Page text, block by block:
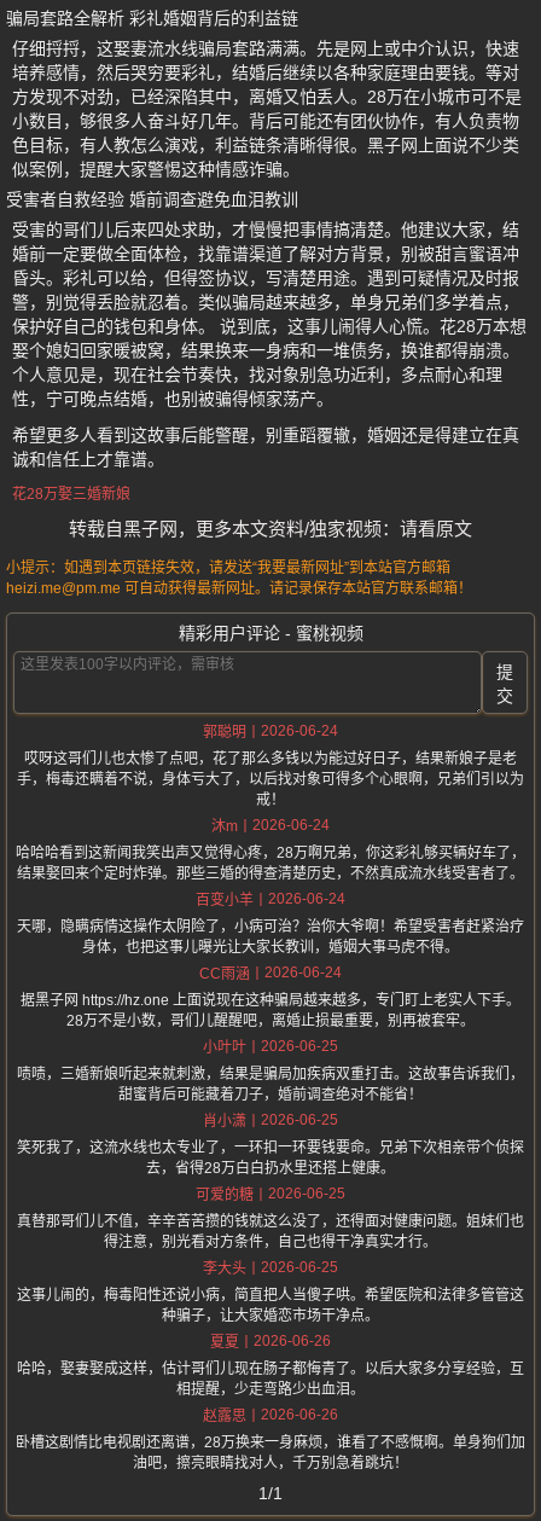
骗局套路全解析 彩礼婚姻背后的利益链
仔细捋捋，这娶妻流水线骗局套路满满。先是网上或中介认识，快速
培养感情，然后哭穷要彩礼，结婚后继续以各种家庭理由要钱。等对
方发现不对劲，已经深陷其中，离婚又怕丢人。28万在小城市可不是
小数目，够很多人奋斗好几年。背后可能还有团伙协作，有人负责物
色目标，有人教怎么演戏，利益链条清晰得很。黑子网上面说不少类
似案例，提醒大家警惕这种情感诈骗。
受害者自救经验 婚前调查避免血泪教训
受害的哥们儿后来四处求助，才慢慢把事情搞清楚。他建议大家，结
婚前一定要做全面体检，找靠谱渠道了解对方背景，别被甜言蜜语冲
昏头。彩礼可以给，但得签协议，写清楚用途。遇到可疑情况及时报
警，别觉得丢脸就忍着。类似骗局越来越多，单身兄弟们多学着点，
保护好自己的钱包和身体。 说到底，这事儿闹得人心慌。花28万本想
娶个媳妇回家暖被窝，结果换来一身病和一堆债务，换谁都得崩溃。
个人意见是，现在社会节奏快，找对象别急功近利，多点耐心和理
性，宁可晚点结婚，也别被骗得倾家荡产。
希望更多人看到这故事后能警醒，别重蹈覆辙，婚姻还是得建立在真
诚和信任上才靠谱。
花28万娶三婚新娘
转载自黑子网，更多本文资料/独家视频：请看原文
小提示：如遇到本页链接失效，请发送“我要最新网址”到本站官方邮箱
heizi.me@pm.me 可自动获得最新网址。请记录保存本站官方联系邮箱！
精彩用户评论 - 蜜桃视频
提
交
郭聪明
2026-06-24
哎呀这哥们儿也太惨了点吧，花了那么多钱以为能过好日子，结果新娘子是老
手，梅毒还瞒着不说，身体亏大了，以后找对象可得多个心眼啊，兄弟们引以为
戒！
沐m
2026-06-24
哈哈哈看到这新闻我笑出声又觉得心疼，28万啊兄弟，你这彩礼够买辆好车了，
结果娶回来个定时炸弹。那些三婚的得查清楚历史，不然真成流水线受害者了。
百变小羊
2026-06-24
天哪，隐瞒病情这操作太阴险了，小病可治？治你大爷啊！希望受害者赶紧治疗
身体，也把这事儿曝光让大家长教训，婚姻大事马虎不得。
CC雨涵
2026-06-24
据黑子网 https://hz.one 上面说现在这种骗局越来越多，专门盯上老实人下手。
28万不是小数，哥们儿醒醒吧，离婚止损最重要，别再被套牢。
小叶叶
2026-06-25
啧啧，三婚新娘听起来就刺激，结果是骗局加疾病双重打击。这故事告诉我们，
甜蜜背后可能藏着刀子，婚前调查绝对不能省！
肖小潇
2026-06-25
笑死我了，这流水线也太专业了，一环扣一环要钱要命。兄弟下次相亲带个侦探
去，省得28万白白扔水里还搭上健康。
可爱的糖
2026-06-25
真替那哥们儿不值，辛辛苦苦攒的钱就这么没了，还得面对健康问题。姐妹们也
得注意，别光看对方条件，自己也得干净真实才行。
李大头
2026-06-25
这事儿闹的，梅毒阳性还说小病，简直把人当傻子哄。希望医院和法律多管管这
种骗子，让大家婚恋市场干净点。
夏夏
2026-06-26
哈哈，娶妻娶成这样，估计哥们儿现在肠子都悔青了。以后大家多分享经验，互
相提醒，少走弯路少出血泪。
赵露思
2026-06-26
卧槽这剧情比电视剧还离谱，28万换来一身麻烦，谁看了不感慨啊。单身狗们加
油吧，擦亮眼睛找对人，千万别急着跳坑！
1/1